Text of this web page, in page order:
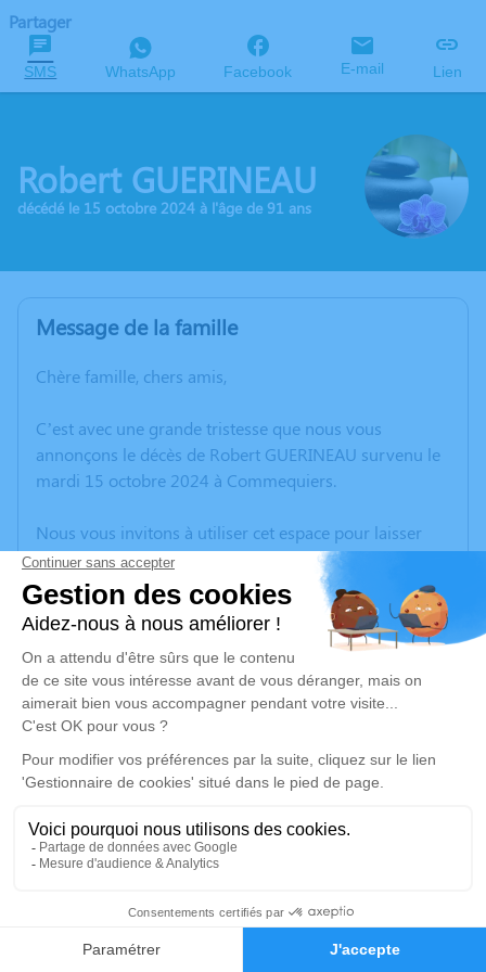
Faire-part Hommages
Partager
SMS WhatsApp Facebook E-mail Lien
Robert GUERINEAU
décédé le 15 octobre 2024 à l'âge de 91 ans
Message de la famille
Chère famille, chers amis,
C’est avec une grande tristesse que nous vous
annonçons le décès de Robert GUERINEAU survenu le
mardi 15 octobre 2024 à Commequiers.
Nous vous invitons à utiliser cet espace pour laisser
vos condoléances, partager des photos souvenirs, une
anecdote ou exprimer vos pensées à travers des
poèmes ou des textes. Cet endroit est un lieu
d'expression dédié à honorer la mémoire de Robert
GUERINEAU.
Un service de plantation d’arbre hommage est
disponible ici.
Je rends hommage
Cérémonie religieuse
Eglise Notre-Dame de l'Assomption de Coëx
2, Rue du Val